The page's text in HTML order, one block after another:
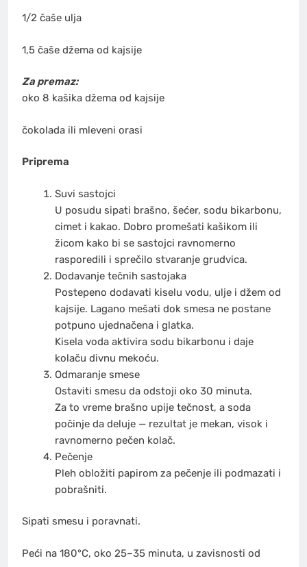
1/2 čaše ulja
1,5 čaše džema od kajsije
Za premaz:
oko 8 kašika džema od kajsije
čokolada ili mleveni orasi
Priprema
Suvi sastojci
U posudu sipati brašno, šećer, sodu bikarbonu,
cimet i kakao. Dobro promešati kašikom ili
žicom kako bi se sastojci ravnomerno
rasporedili i sprečilo stvaranje grudvica.
Dodavanje tečnih sastojaka
Postepeno dodavati kiselu vodu, ulje i džem od
kajsije. Lagano mešati dok smesa ne postane
potpuno ujednačena i glatka.
Kisela voda aktivira sodu bikarbonu i daje
kolaču divnu mekoću.
Odmaranje smese
Ostaviti smesu da odstoji oko 30 minuta.
Za to vreme brašno upije tečnost, a soda
počinje da deluje — rezultat je mekan, visok i
ravnomerno pečen kolač.
Pečenje
Pleh obložiti papirom za pečenje ili podmazati i
pobrašniti.
Sipati smesu i poravnati.
Peći na 180°C, oko 25–35 minuta, u zavisnosti od